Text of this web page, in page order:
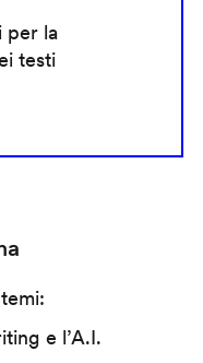
per la
testi
e l’A.I.